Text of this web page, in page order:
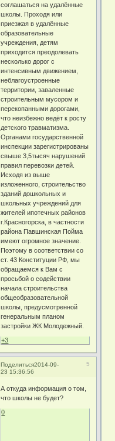
соглашаться на удалённые
школы. Проходя или
приезжая в удалённые
образовательные
учреждения, детям
приходится преодолевать
несколько дорог с
интенсивным движением,
неблагоустроенные
территории, заваленные
строительным мусором и
перекопанными дорогами,
что неизбежно ведёт к росту
детского травматизма.
Органами государственной
инспекции зарегистрированы
свыше 3,5тысяч нарушений
правил перевозки детей.
Исходя из выше
изложенного, строительство
зданий дошкольных и
школьных учреждений для
жителей ипотечных районов
г.Красногорска, в частности
района Павшинская Пойма
имеют огромное значение.
Поэтому в соответствии со
ст. 43 Конституции РФ, мы
обращаемся к Вам с
просьбой о содействии
начала строительства
общеобразовательной
школы, предусмотренной
генеральным планом
застройки ЖК Молодежный.
+3
Поделиться 5
2014-09-
23 15:36:56
А откуда информация о том,
что школы не будет?
0